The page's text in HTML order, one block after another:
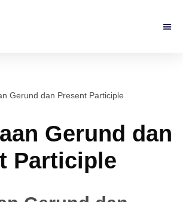
Gerund dan Present Participle
Gerund dan
Participle